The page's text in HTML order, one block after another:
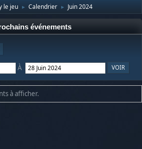
le jeu ► Calendrier ► Juin 2024
événements
À
à afficher.